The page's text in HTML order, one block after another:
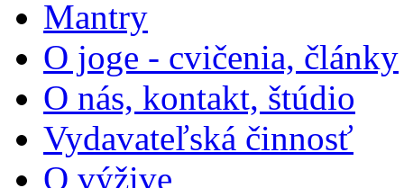
Mantry
O joge - cvičenia, články
O nás, kontakt, štúdio
Vydavateľská činnosť
O výžive